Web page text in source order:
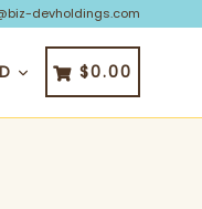
devholdings.com
CARRITO
CARRITO
$0.00